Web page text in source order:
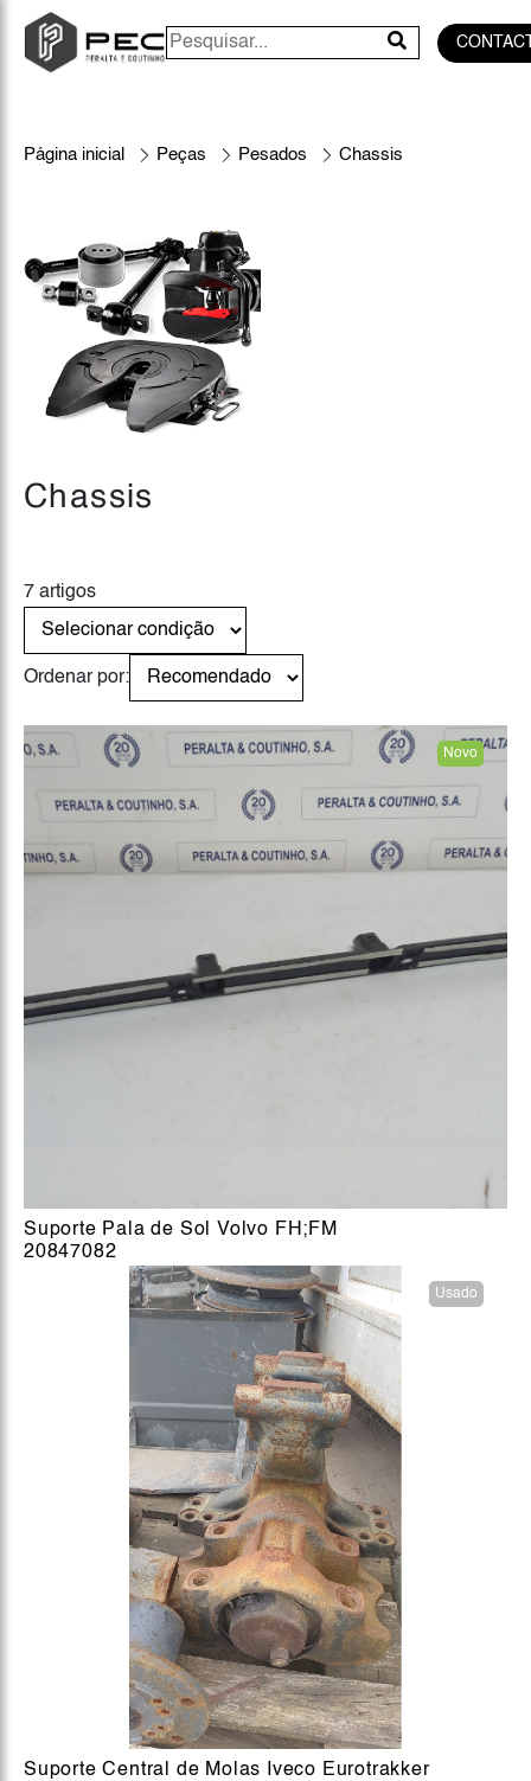
Página inicial Peças Pesados Chassis
Chassis
7 artigos
Ordenar por:
Novo
Suporte Pala de Sol Volvo FH;FM
20847082
Usado
Suporte Central de Molas Iveco Eurotrakker